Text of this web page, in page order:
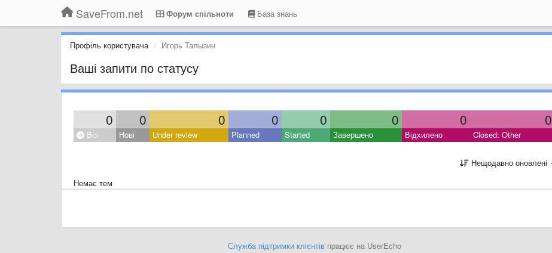
SaveFrom.net Форум спільноти База знань
Профіль користувача Игорь Талызин
Ваші запити по статусу
0 0 0 0 0 0 0 0
Всі Нові Under review Planned Started Завершено Відхилено Closed: Other
Нещодавно оновлені
Немає тем
Служба підтримки клієнтівпрацює на UserEcho